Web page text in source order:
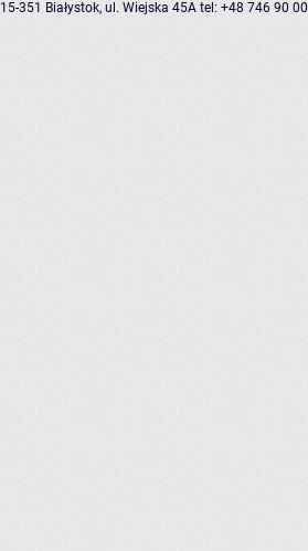
15-351 Białystok, ul. Wiejska 45A tel: +48 746 90 00